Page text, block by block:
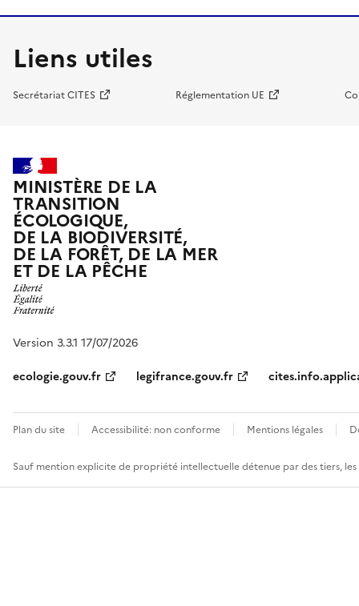
Liens utiles
Secrétariat CITES Réglementation UE
MINISTÈRE DE LA
TRANSITION
ÉCOLOGIQUE,
DE LA BIODIVERSITÉ,
DE LA FORÊT, DE LA MER
ET DE LA PÊCHE
Version 3.3.1 17/07/2026
ecologie.gouv.fr
legifrance.gouv.fr
Plan du site Accessibilité: non conforme Mentions légales
Sauf mention explicite de propriété intellectuelle détenue par des tiers,